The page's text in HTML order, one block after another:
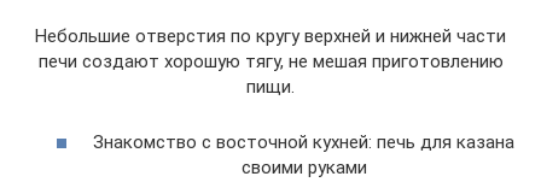
Небольшие отверстия по кругу верхней и нижней части
печи создают хорошую тягу, не мешая приготовлению
пищи.
Знакомство с восточной кухней: печь для казана
своими руками